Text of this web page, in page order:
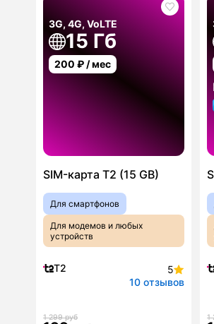
3G, 4G, VoLTE
15 Гб
200 ₽ / мес
SIM-карта T2 (15 GB)
Для смартфонов
Для модемов и любых
устройств
T2
5
10 отзывов
1 299 руб 1